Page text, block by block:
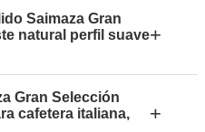
Saimaza Gran
natural perfil suave+
Gran Selección
cafetera italiana,
+